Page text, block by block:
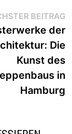
BEITRAG
der
Die
Kunst des
in
Hamburg